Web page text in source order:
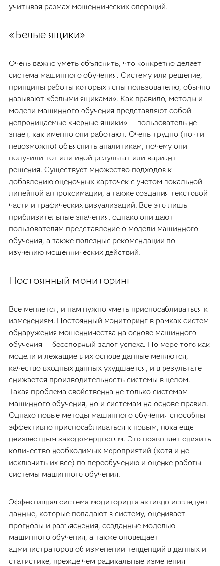
учитывая размах мошеннических операций.
«Белые ящики»
Очень важно уметь объяснить, что конкретно делает
система машинного обучения. Систему или решение,
принципы работы которых ясны пользователю, обычно
называют «белыми ящиками». Как правило, методы и
модели машинного обучения представляют собой
непроницаемые «черные ящики» — пользователь не
знает, как именно они работают. Очень трудно (почти
невозможно) объяснить аналитикам, почему они
получили тот или иной результат или вариант
решения. Существует множество подходов к
добавлению оценочных карточек с учетом локальной
линейной аппроксимации, а также создания текстовой
части и графических визуализаций. Все это лишь
приблизительные значения, однако они дают
пользователям представление о модели машинного
обучения, а также полезные рекомендации по
изучению мошеннических действий.
Постоянный мониторинг
Все меняется, и нам нужно уметь приспосабливаться к
изменениям. Постоянный мониторинг в рамках систем
обнаружения мошенничества на основе машинного
обучения — бесспорный залог успеха. По мере того как
модели и лежащие в их основе данные меняются,
качество входных данных ухудшается, и в результате
снижается производительность системы в целом.
Такая проблема свойственна не только системам
машинного обучения, но и системам на основе правил.
Однако новые методы машинного обучения способны
эффективно приспосабливаться к новым, пока еще
неизвестным закономерностям. Это позволяет снизить
количество необходимых мероприятий (хотя и не
исключить их все) по переобучению и оценке работы
системы машинного обучения.
Эффективная система мониторинга активно исследует
данные, которые попадают в систему, оценивает
прогнозы и разъяснения, созданные моделью
машинного обучения, а также оповещает
администраторов об изменении тенденций в данных и
статистике, прежде чем радикальные изменения